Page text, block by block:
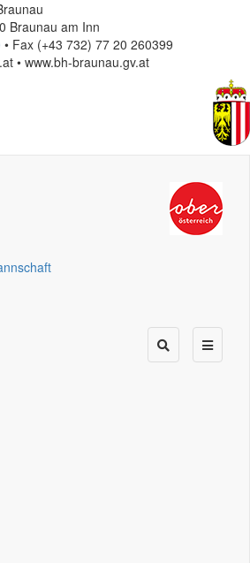
Braunau am Inn
• Fax (+43 732) 77 20 260399
• www.bh-braunau.gv.at